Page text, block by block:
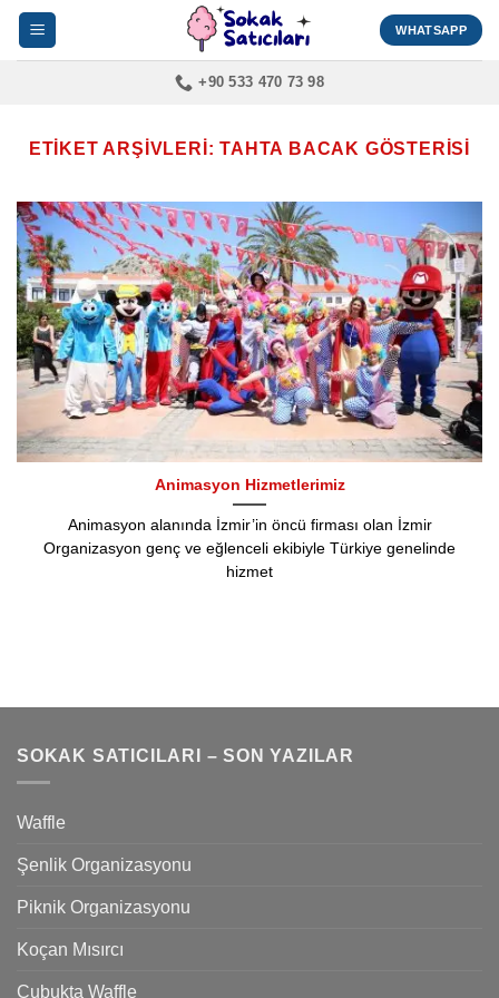
İçeriğe
atla
WHATSAPP
+90 533 470 73 98
ETIKET ARŞIVLERI:TAHTA BACAK GÖSTERISI
Animasyon Hizmetlerimiz
Animasyon alanında İzmir’in öncü firması olan İzmir
Organizasyon genç ve eğlenceli ekibiyle Türkiye genelinde
hizmet
SOKAK SATICILARI – SON YAZILAR
Waffle
Şenlik Organizasyonu
Piknik Organizasyonu
Koçan Mısırcı
Çubukta Waffle